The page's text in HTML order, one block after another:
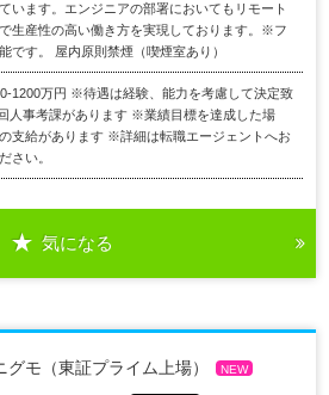
います。エンジニアの部署においてもリモート
生産性の高い働き方を実現しております。※フ
です。 屋内原則禁煙（喫煙室あり）
1200万円 ※待遇は経験、能力を考慮して決定致
人事考課があります ※業績目標を達成した場
支給があります ※詳細は転職エージェントへお
さい。
気になる
グモ（東証プライム上場） NEW